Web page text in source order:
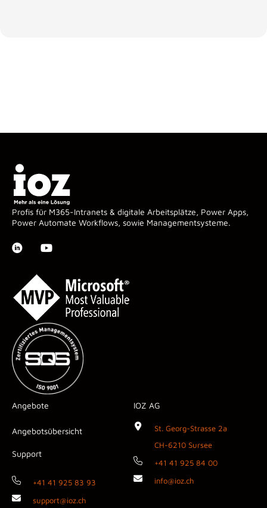
Profis für M365-Intranets & digitale Arbeitsplätze, Power Apps,
Power Automate Workflows, sowie Managementsysteme.
Angebote
Angebotsübersicht
Support
+41 41 925 83 93
support@ioz.ch
IOZ AG
St. Georg-Strasse 2a
CH-6210 Sursee
+41 41 925 84 00
info@ioz.ch